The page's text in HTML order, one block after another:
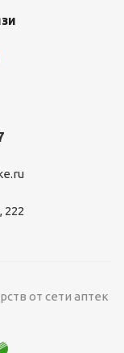
222
от сети аптек